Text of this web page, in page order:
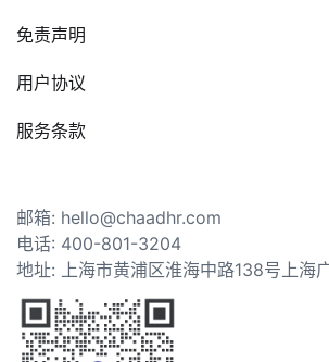
免责声明
用户协议
服务条款
邮箱: hello@chaadhr.com
电话: 400-801-3204
地址: 上海市黄浦区淮海中路138号上海